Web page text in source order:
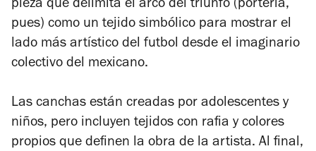
pieza que delimita el arco del triunfo (portería,
pues) como un tejido simbólico para mostrar el
lado más artístico del futbol desde el imaginario
colectivo del mexicano.
Las canchas están creadas por adolescentes y
niños, pero incluyen tejidos con rafia y colores
propios que definen la obra de la artista. Al final,